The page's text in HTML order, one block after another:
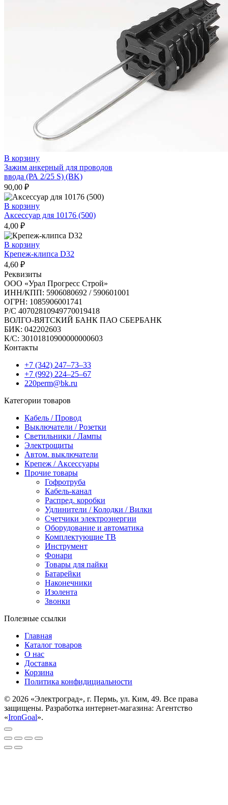
В корзину
Зажим анкерный для проводов
ввода (РА 2/25 S) (BK)
90,00 ₽
В корзину
Аксессуар для 10176 (500)
4,00 ₽
В корзину
Крепеж-клипса D32
4,60 ₽
Реквизиты
ООО «Урал Прогресс Строй»
ИНН/КПП: 5906080692 / 590601001
ОГРН: 1085906001741
Р/C 40702810949770019418
ВОЛГО-ВЯТСКИЙ БАНК ПАО СБЕРБАНК
БИК: 042202603
К/С: 30101810900000000603
Контакты
+7 (342) 247‒73‒33
+7 (992) 224‒25‒67
220perm@bk.ru
Категории товаров
Кабель / Провод
Выключатели / Розетки
Светильники / Лампы
Электрощиты
Автом. выключатели
Крепеж / Аксессуары
Прочие товары
Гофротруба
Кабель-канал
Распред. коробки
Удлинители / Колодки / Вилки
Счетчики электроэнергии
Оборудование и автоматика
Комплектующие ТВ
Инструмент
Фонари
Товары для пайки
Батарейки
Наконечники
Изолента
Звонки
Полезные ссылки
Главная
Каталог товаров
О нас
Доставка
Корзина
Политика конфидициальности
© 2026 «Электроград», г. Пермь, ул. Ким, 49. Все права
защищены. Разработка интернет-магазина: Агентство
«IronGoal».